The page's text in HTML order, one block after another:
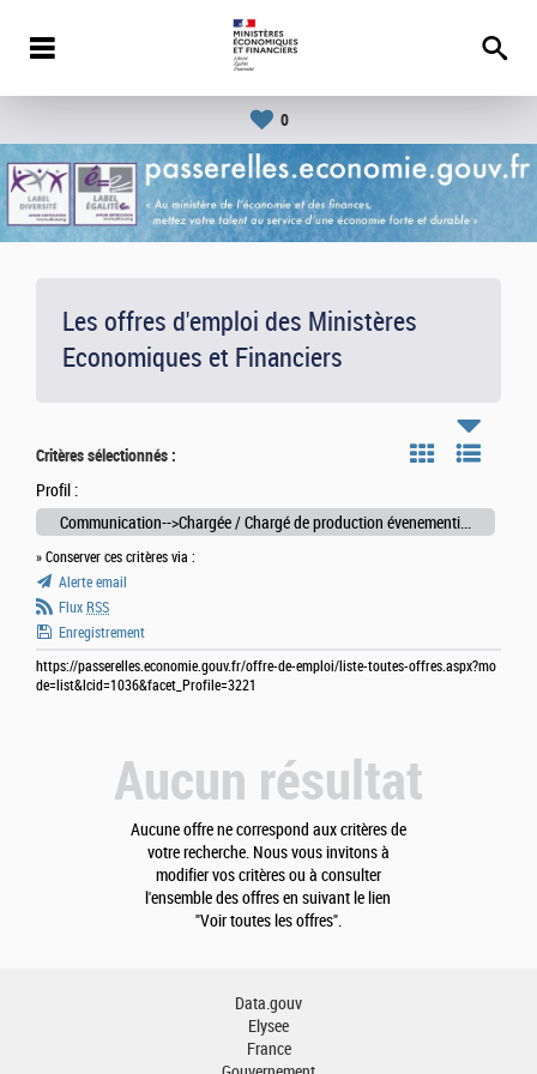
0
Les offres d'emploi des Ministères
Economiques et Financiers
Critères sélectionnés :
Profil :
Communication-->Chargée / Chargé de production évenementielle
» Conserver ces critères via :
Alerte email
Flux RSS
Enregistrement
https://passerelles.economie.gouv.fr/offre-de-emploi/liste-toutes-offres.aspx?mo
de=list&lcid=1036&facet_Profile=3221
Aucun résultat
Aucune offre ne correspond aux critères de
votre recherche. Nous vous invitons à
modifier vos critères ou à consulter
l'ensemble des offres en suivant le lien
"Voir toutes les offres".
Data.gouv
Elysee
France